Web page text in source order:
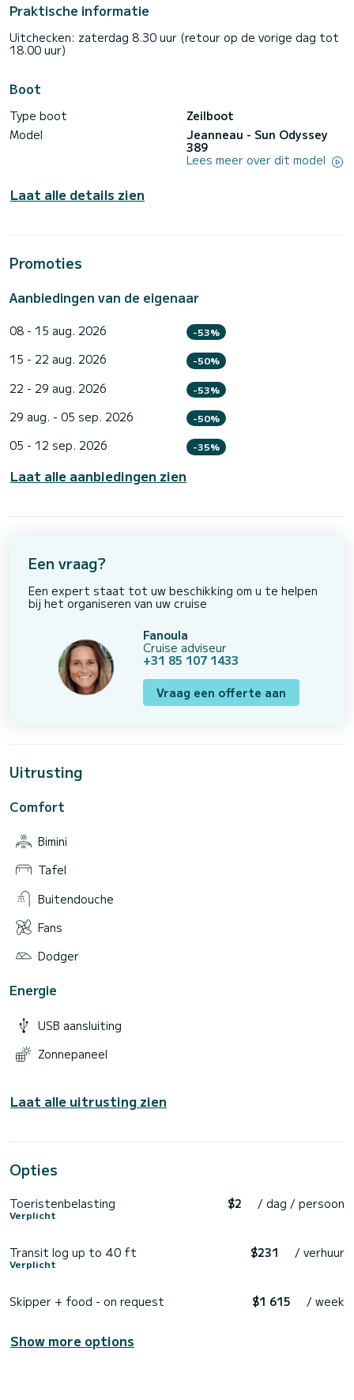
Praktische informatie
Uitchecken: zaterdag 8.30 uur (retour op de vorige dag tot
18.00 uur)
Boot
Type boot
Zeilboot
Model
Jeanneau - Sun Odyssey
389
Lees meer over dit model
Laat alle details zien
Promoties
Aanbiedingen van de eigenaar
08 - 15 aug. 2026 -53%
15 - 22 aug. 2026 -50%
22 - 29 aug. 2026 -53%
29 aug. - 05 sep. 2026 -50%
05 - 12 sep. 2026 -35%
Laat alle aanbiedingen zien
Een vraag?
Een expert staat tot uw beschikking om u te helpen
bij het organiseren van uw cruise
Fanoula
Cruise adviseur
+31 85 107 1433
Vraag een offerte aan
Uitrusting
Comfort
Bimini
Tafel
Buitendouche
Fans
Dodger
Energie
USB aansluiting
Zonnepaneel
Laat alle uitrusting zien
Opties
Toeristenbelasting
Verplicht
$2 / dag / persoon
Transit log up to 40 ft
Verplicht
$231 / verhuur
Skipper + food - on request $1 615 / week
Show more options